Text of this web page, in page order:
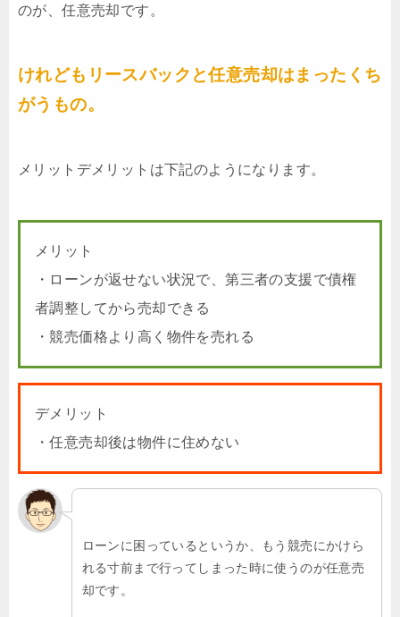
のが、任意売却です。
けれどもリースバックと任意売却はまったくち
がうもの。
メリットデメリットは下記のようになります。
メリット
・ローンが返せない状況で、第三者の支援で債権
者調整してから売却できる
・競売価格より高く物件を売れる
デメリット
・任意売却後は物件に住めない
ローンに困っているというか、もう競売にかけら
れる寸前まで行ってしまった時に使うのが任意売
却です。